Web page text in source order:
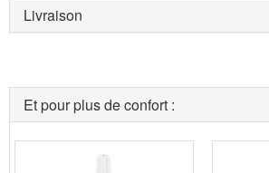
Livraison
Et pour plus de confort :